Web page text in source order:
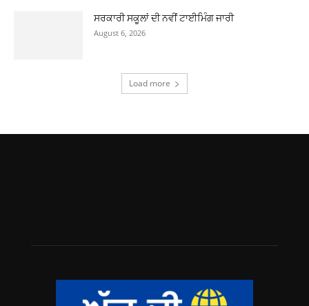
ਸਰਕਾਰੀ ਸਕੂਲਾਂ ਦੀ ਨਵੀਂ ਟਾਈਮਿੰਗ ਜਾਰੀ
August 6, 2026
Load more